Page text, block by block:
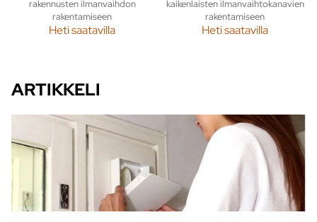
rakennusten ilmanvaihdon
rakentamiseen
Heti saatavilla
kaikenlaisten ilmanvaihtokanavien
rakentamiseen
Heti saatavilla
ARTIKKELI